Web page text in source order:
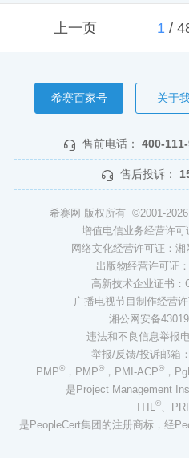
上一页 1/
希赛百家号 关于
售前电话： 400-
售后投诉：
希赛网 版权所有 ©2001-
增值电信业务经营许可
网络文化经营许可证：
出版物经营许可证
高新技术企业证书：
广播电视节目制作经营
湘公网安备
违法和不良信息举报
举报/反馈/投诉邮箱
PMP®，PMP®，PMI-ACP®，
是Project Management
ITIL®、
是PeopleCert集团的注册商标，经